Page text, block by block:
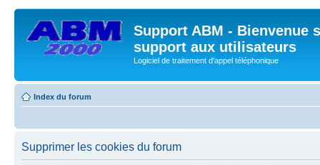
Support ABM - Bienvenue
support aux utilisateurs
Logiciel de traitement d'appel téléphonique
Index du forum
Supprimer les cookies du forum